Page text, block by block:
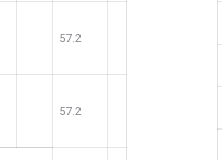
57.2
57.2